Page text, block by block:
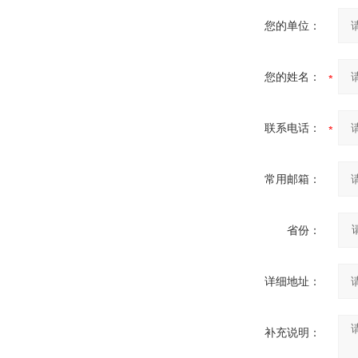
您的单位：
您的姓名：
联系电话：
常用邮箱：
省份：
详细地址：
补充说明：